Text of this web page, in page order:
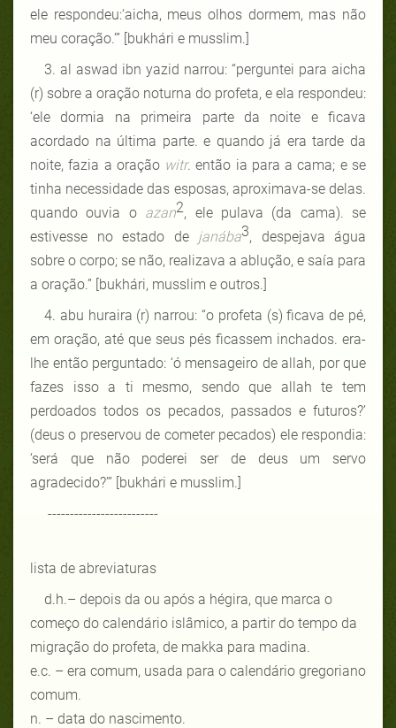
ele respondeu:‘aicha, meus olhos dormem, mas não
meu coração.’” [bukhári e musslim.]
3. al aswad ibn yazid narrou: “perguntei para aicha
(r) sobre a oração noturna do profeta, e ela respondeu:
‘ele dormia na primeira parte da noite e ficava
acordado na última parte. e quando já era tarde da
noite, fazia a oração witr. então ia para a cama; e se
tinha necessidade das esposas, aproximava-se delas.
quando ouvia o azan2, ele pulava (da cama). se
estivesse no estado de janába3, despejava água
sobre o corpo; se não, realizava a ablução, e saía para
a oração.” [bukhári, musslim e outros.]
4. abu huraira (r) narrou: “o profeta (s) ficava de pé,
em oração, até que seus pés ficassem inchados. era-
lhe então perguntado: ‘ó mensageiro de allah, por que
fazes isso a ti mesmo, sendo que allah te tem
perdoados todos os pecados, passados e futuros?’
(deus o preservou de cometer pecados) ele respondia:
‘será que não poderei ser de deus um servo
agradecido?’” [bukhári e musslim.]
-------------------------
lista de abreviaturas
d.h.– depois da ou após a hégira, que marca o
começo do calendário islâmico, a partir do tempo da
migração do profeta, de makka para madina.
e.c. – era comum, usada para o calendário gregoriano
comum.
n. – data do nascimento.